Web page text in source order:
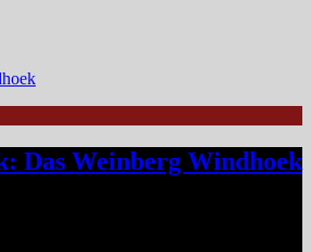
Das Weinberg Windhoek